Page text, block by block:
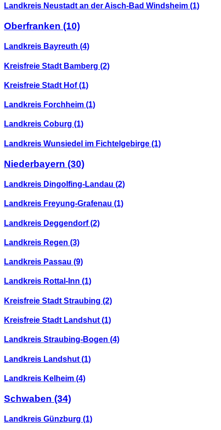
Landkreis Neustadt an der Aisch-Bad Windsheim (1)
Oberfranken (10)
Landkreis Bayreuth (4)
Kreisfreie Stadt Bamberg (2)
Kreisfreie Stadt Hof(1)
Landkreis Forchheim (1)
Landkreis Coburg (1)
Landkreis Wunsiedel im Fichtelgebirge (1)
Niederbayern (30)
Landkreis Dingolfing-Landau (2)
Landkreis Freyung-Grafenau (1)
Landkreis Deggendorf(2)
Landkreis Regen (3)
Landkreis Passau (9)
Landkreis Rottal-Inn (1)
Kreisfreie Stadt Straubing (2)
Kreisfreie Stadt Landshut (1)
Landkreis Straubing-Bogen (4)
Landkreis Landshut (1)
Landkreis Kelheim (4)
Schwaben (34)
Landkreis Günzburg (1)